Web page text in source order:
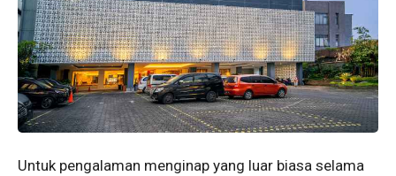
Untuk pengalaman menginap yang luar biasa selama